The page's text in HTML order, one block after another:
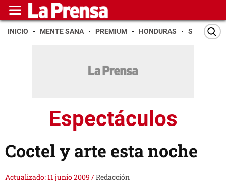
INICIO MENTE SANA PREMIUM HONDURAS SAN PEDRO
Espectáculos
Coctel y arte esta noche
Actualizado: 11 junio 2009 /Redacción